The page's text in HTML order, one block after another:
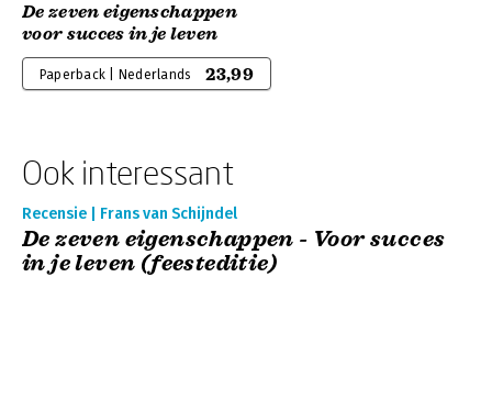
De zeven eigenschappen
voor succes in je leven
Paperback | Nederlands 23,99
Ook interessant
Recensie | Frans van Schijndel
De zeven eigenschappen - Voor succes
in je leven (feesteditie)